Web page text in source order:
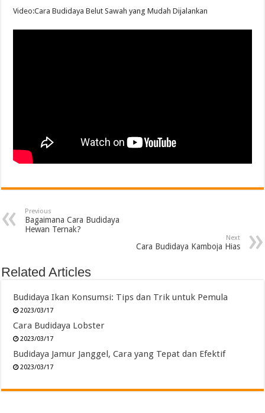
Video:Cara Budidaya Belut Sawah yang Mudah Dijalankan
Previous
Bagaimana Cara Budidaya
Hewan Ternak?
Next
Cara Budidaya Kamboja Hias
Related Articles
Budidaya Ikan Konsumsi: Tips dan Trik untuk Pemula
2023/03/17
Cara Budidaya Lobster
2023/03/17
Budidaya Jamur Janggel, Cara yang Tepat dan Efektif
2023/03/17